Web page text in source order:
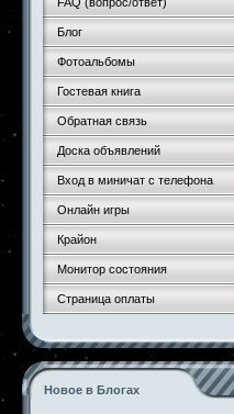
Блог
Фотоальбомы
Гостевая книга
Обратная связь
Доска объявлений
Вход в миничат с телефона
Онлайн игры
Крайон
Монитор состояния
Страница оплаты
Новое в Блогах